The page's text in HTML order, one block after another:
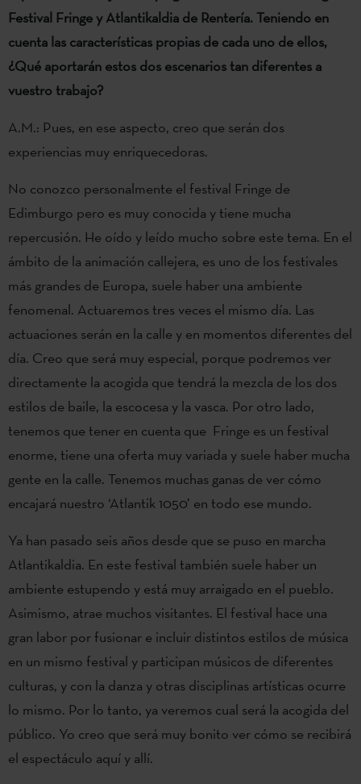
Festival Fringe y Atlantikaldia de Rentería. Teniendo en
cuenta las características propias de cada uno de ellos,
¿Qué aportarán estos dos escenarios tan diferentes a
vuestro trabajo?
A.M.: Pues, en ese aspecto, creo que serán dos
experiencias muy enriquecedoras.
No conozco personalmente el festival Fringe de
Edimburgo pero es muy conocida y tiene mucha
repercusión. He oído y leído mucho sobre este tema. En el
ámbito de la animación callejera, es uno de los festivales
más grandes de Europa, suele haber una ambiente
fenomenal. Actuaremos tres veces el mismo día. Las
actuaciones serán en la calle y en momentos diferentes del
día. Creo que será muy especial, porque podremos ver
directamente la acogida que tendrá la mezcla de los dos
estilos de baile, la escocesa y la vasca. Por otro lado,
tenemos que tener en cuenta que Fringe es un festival
enorme, tiene una oferta muy variada y suele haber mucha
gente en la calle. Tenemos muchas ganas de ver cómo
encajará nuestro ‘Atlantik 1050’ en todo ese mundo.
Ya han pasado seis años desde que se puso en marcha
Atlantikaldia. En este festival también suele haber un
ambiente estupendo y está muy arraigado en el pueblo.
Asimismo, atrae muchos visitantes. El festival hace una
gran labor por fusionar e incluir distintos estilos de música
en un mismo festival y participan músicos de diferentes
culturas, y con la danza y otras disciplinas artísticas ocurre
lo mismo. Por lo tanto, ya veremos cual será la acogida del
público. Yo creo que será muy bonito ver cómo se recibirá
el espectáculo aquí y allí.